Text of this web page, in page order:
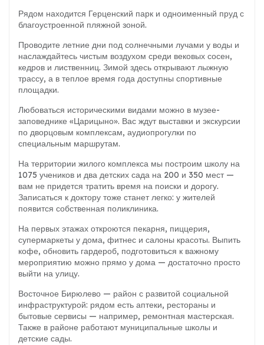
Рядом находится Герценский парк и одноименный пруд с
благоустроенной пляжной зоной.
Проводите летние дни под солнечными лучами у воды и
наслаждайтесь чистым воздухом среди вековых сосен,
кедров и лиственниц. Зимой здесь открывают лыжную
трассу, а в теплое время года доступны спортивные
площадки.
Любоваться историческими видами можно в музее-
заповеднике «Царицыно». Вас ждут выставки и экскурсии
по дворцовым комплексам, аудиопрогулки по
специальным маршрутам.
На территории жилого комплекса мы построим школу на
1075 учеников и два детских сада на 200 и 350 мест —
вам не придется тратить время на поиски и дорогу.
Записаться к доктору тоже станет легко: у жителей
появится собственная поликлиника.
На первых этажах откроются пекарня, пиццерия,
супермаркеты у дома, фитнес и салоны красоты. Выпить
кофе, обновить гардероб, подготовиться к важному
мероприятию можно прямо у дома — достаточно просто
выйти на улицу.
Восточное Бирюлево — район с развитой социальной
инфраструктурой: рядом есть аптеки, рестораны и
бытовые сервисы — например, ремонтная мастерская.
Также в районе работают муниципальные школы и
детские сады.